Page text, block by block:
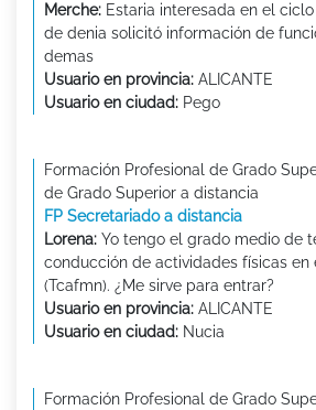
Merche: Estaria interesada en el
de denia solicitó información de
demas
Usuario en provincia: ALICANTE
Usuario en ciudad: Pego
Formación Profesional de Grado
de Grado Superior a distancia
FP Secretariado a distancia
Lorena: Yo tengo el grado medio de
conducción de actividades físicas en
(Tcafmn). ¿Me sirve para entrar?
Usuario en provincia: ALICANTE
Usuario en ciudad: Nucia
Formación Profesional de Grado